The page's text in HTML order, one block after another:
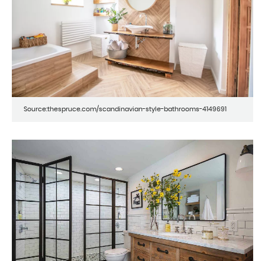
Source:thespruce.com/scandinavian-style-bathrooms-4149691